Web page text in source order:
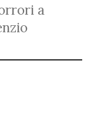
a